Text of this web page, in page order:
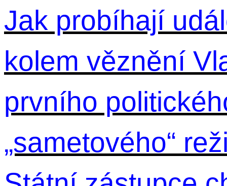
Jak probíhají
kolem věznění
prvního
„sametového“